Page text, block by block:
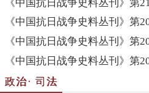
《中国抗日战争史料丛刊》第
《中国抗日战争史料丛刊》第
《中国抗日战争史料丛刊》第
政治· 司法